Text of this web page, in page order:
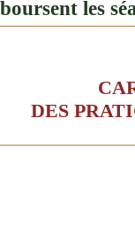
les
DES